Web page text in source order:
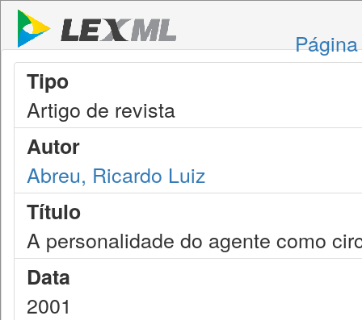
Tipo
Artigo de revista
Autor
Abreu, Ricardo Luiz
Título
A personalidade do agente como
Data
2001